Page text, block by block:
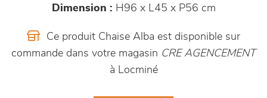
Dimension : H96 x L45 x P56 cm
Ce produit Chaise Alba est disponible sur
commande dans votre magasin CRE AGENCEMENT
à Locminé